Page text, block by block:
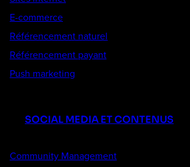
E-commerce
Référencement naturel
Référencement payant
Push marketing
SOCIAL MEDIA ET CONTENUS
Community Management